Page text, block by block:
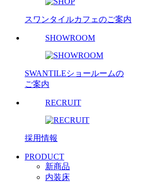
スワンタイルカフェのご案内
SHOWROOM
SWANTILEショールームの
ご案内
RECRUIT
採用情報
PRODUCT
新商品
内装床